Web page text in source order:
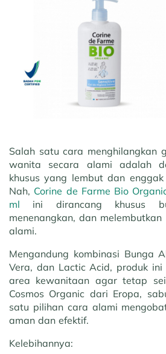
Salah satu cara menghilangkan
wanita secara alami adalah
khusus yang lembut dan
Nah, Corine de Farme Bio
ml ini dirancang khusus
menenangkan, dan
alami.
Mengandung kombinasi Bunga
Vera, dan Lactic Acid, produk
area kewanitaan agar tetap
Cosmos Organic dari Eropa,
satu pilihan cara alami
aman dan efektif.
Kelebihannya: